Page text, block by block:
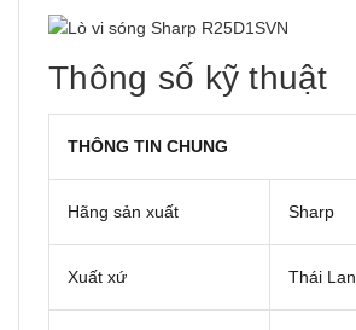
Thông số kỹ thuật
THÔNG TIN CHUNG
Hãng sản xuất Sharp
Xuất xứ Thái Lan